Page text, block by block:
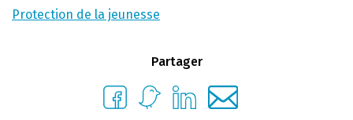
Protection de la jeunesse
Partager